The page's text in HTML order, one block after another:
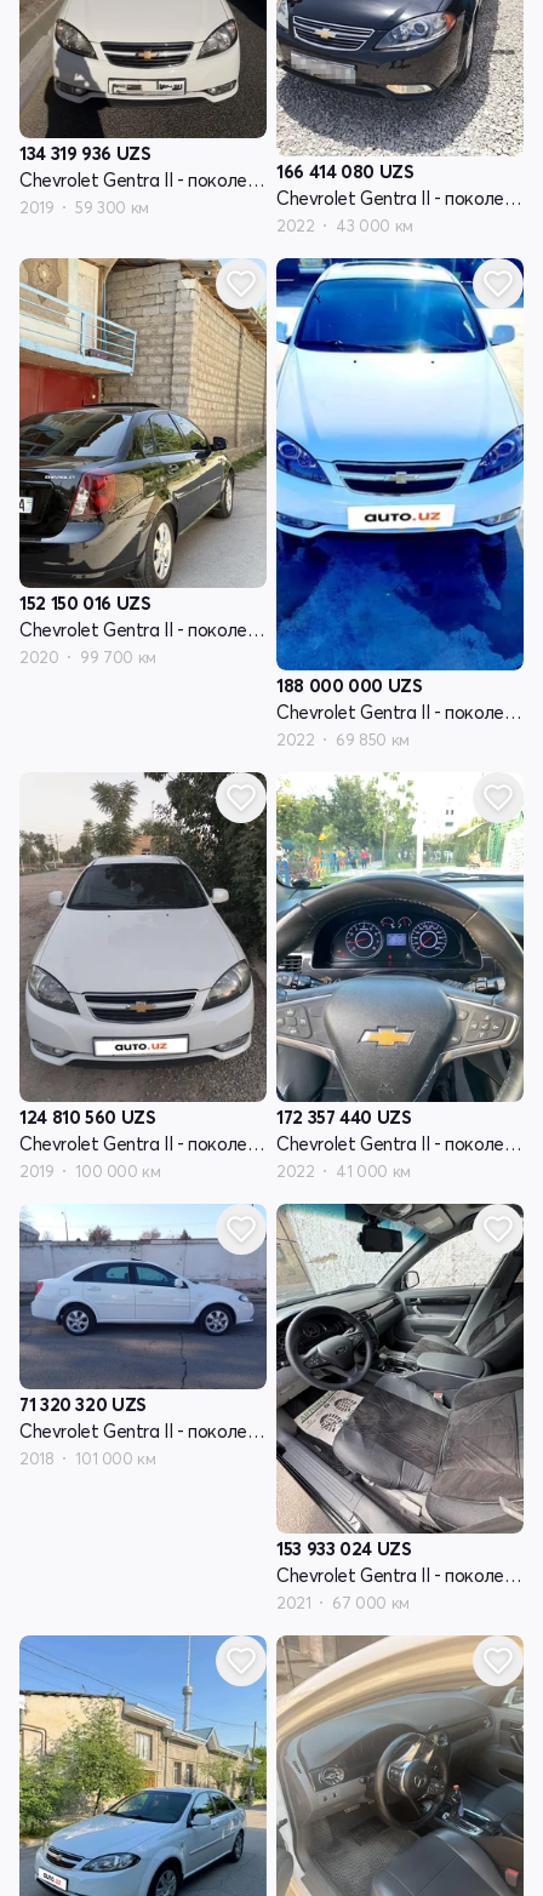
134 319 936 UZS
Chevrolet Gentra II - поколение
2019 59 300 км
166 414 080 UZS
Chevrolet Gentra II - поколение
2022 43 000 км
152 150 016 UZS
Chevrolet Gentra II - поколение
2020 99 700 км
188 000 000 UZS
Chevrolet Gentra II - поколение
2022 69 850 км
124 810 560 UZS
Chevrolet Gentra II - поколение
2019 100 000 км
172 357 440 UZS
Chevrolet Gentra II - поколение
2022 41 000 км
71 320 320 UZS
Chevrolet Gentra II - поколение
2018 101 000 км
153 933 024 UZS
Chevrolet Gentra II - поколение
2021 67 000 км